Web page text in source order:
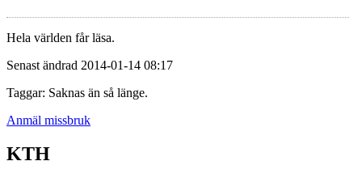
Hela världen får läsa.
Senast ändrad 2014-01-14 08:17
Taggar: Saknas än så länge.
Anmäl missbruk
KTH